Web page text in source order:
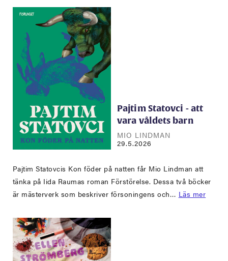
Pajtim Statovci - att
vara våldets barn
MIO LINDMAN
29.5.2026
Pajtim Statovcis Kon föder på natten får Mio Lindman att
tänka på Iida Raumas roman Förstörelse. Dessa två böcker
är mästerverk som beskriver försoningens och… Läs mer